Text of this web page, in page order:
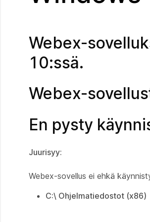
Webex-
10:ssä.
Webex-
En pysty
Juurisyy:
Webex-sovellus ei ehkä
C:\ Ohjelmatiedostot (x86)